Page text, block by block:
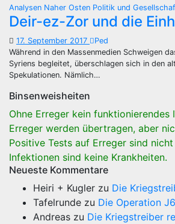
Analysen Naher Osten Politik und
Deir-ez-Zor und die
17. September 2017
Ped
Während in den Massenmedien Schweigen
Syriens begleitet, überschlagen sich in den
Spekulationen. Nämlich…
Binsenweisheiten
Ohne Erreger kein funktionierendes
Erreger werden übertragen, aber
Positive Tests auf Erreger sind
Infektionen sind keine Krankheiten.
Neueste Kommentare
Heiri + Kugler zu Die
Tafelrunde zu Die Operation J6
Andreas zu Die Kriegstreiber